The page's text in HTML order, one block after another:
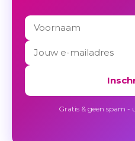
Gratis & geen spam -